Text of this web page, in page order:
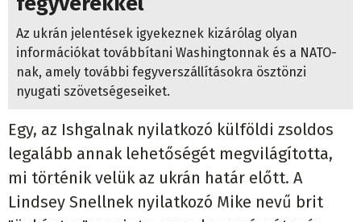
Az ukrán jelentések igyekeznek kizárólag olyan
információkat továbbítani Washingtonnak és a NATO-
nak, amely további fegyverszállításokra ösztönzi
nyugati szövetségeseiket.
legalább annak lehetőségét megvilágította,
mi történik velük az ukrán határ előtt. A
Lindsey Snellnek nyilatkozó Mike nevű brit
"önkéntes" szerint a cuccok egy részét már